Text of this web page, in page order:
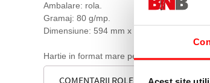
Ambalare: rola.
Gramaj: 80 g/mp.
Dimensiune: 594 mm x 50 mm x 50 m.
Hartie in format mare pentru copiatoare.
COMENTARII ROLE PLOTTER A1, 594